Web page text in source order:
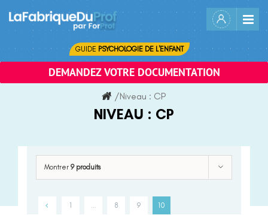
content
GUIDE PSYCHOLOGIE DE L'ENFANT
DEMANDEZ VOTRE DOCUMENTATION
/Niveau : CP
NIVEAU : CP
Montrer 9 produits
1 8 9 10